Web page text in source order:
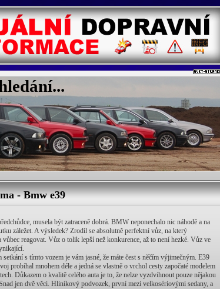
- Bmw e39
musela být zatraceně dobrá. BMW neponechalo nic náhodě a na
záležet. A výsledek? Zrodil se absolutně perfektní vůz, na který
vůbec reagovat. Vůz o tolik lepší než konkurence, až to není hezké. Vůz ve
s tímto vozem je vám jasné, že máte čest s něčím výjimečným. E39
probíhal mnohem déle a jedná se vlastně o vrchol cesty započaté modelem
Důkazem o kvalitě celého auta je to, že nelze vyzdvihnout pouze nějakou
jen dvě věci. Hliníkový podvozek, první mezi velkosériovými sedany, a